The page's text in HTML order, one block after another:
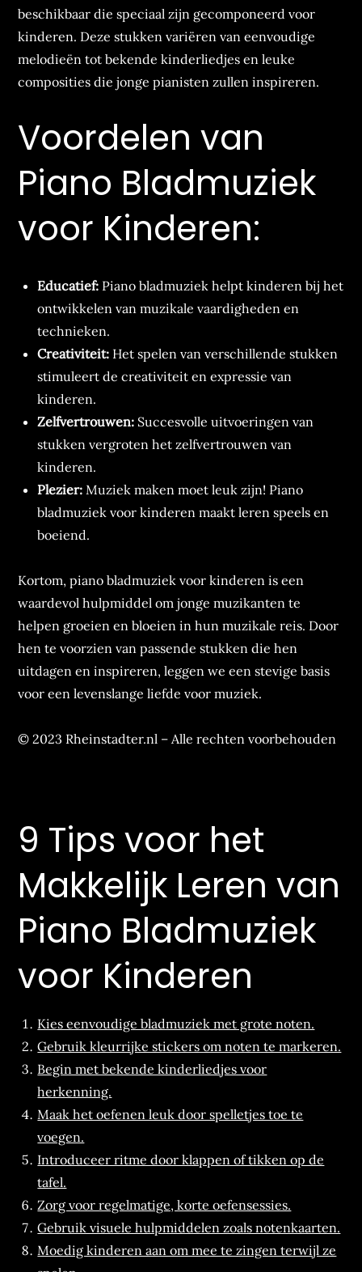
beschikbaar die speciaal zijn gecomponeerd voor
kinderen. Deze stukken variëren van eenvoudige
melodieën tot bekende kinderliedjes en leuke
composities die jonge pianisten zullen inspireren.
Voordelen van
Piano Bladmuziek
voor Kinderen:
Educatief: Piano bladmuziek helpt kinderen bij het
ontwikkelen van muzikale vaardigheden en
technieken.
Creativiteit: Het spelen van verschillende stukken
stimuleert de creativiteit en expressie van
kinderen.
Zelfvertrouwen: Succesvolle uitvoeringen van
stukken vergroten het zelfvertrouwen van
kinderen.
Plezier: Muziek maken moet leuk zijn! Piano
bladmuziek voor kinderen maakt leren speels en
boeiend.
Kortom, piano bladmuziek voor kinderen is een
waardevol hulpmiddel om jonge muzikanten te
helpen groeien en bloeien in hun muzikale reis. Door
hen te voorzien van passende stukken die hen
uitdagen en inspireren, leggen we een stevige basis
voor een levenslange liefde voor muziek.
© 2023 Rheinstadter.nl – Alle rechten voorbehouden
9 Tips voor het
Makkelijk Leren van
Piano Bladmuziek
voor Kinderen
Kies eenvoudige bladmuziek met grote noten.
Gebruik kleurrijke stickers om noten te markeren.
Begin met bekende kinderliedjes voor
herkenning.
Maak het oefenen leuk door spelletjes toe te
voegen.
Introduceer ritme door klappen of tikken op de
tafel.
Zorg voor regelmatige, korte oefensessies.
Gebruik visuele hulpmiddelen zoals notenkaarten.
Moedig kinderen aan om mee te zingen terwijl ze